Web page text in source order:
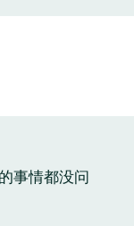
事情都没问